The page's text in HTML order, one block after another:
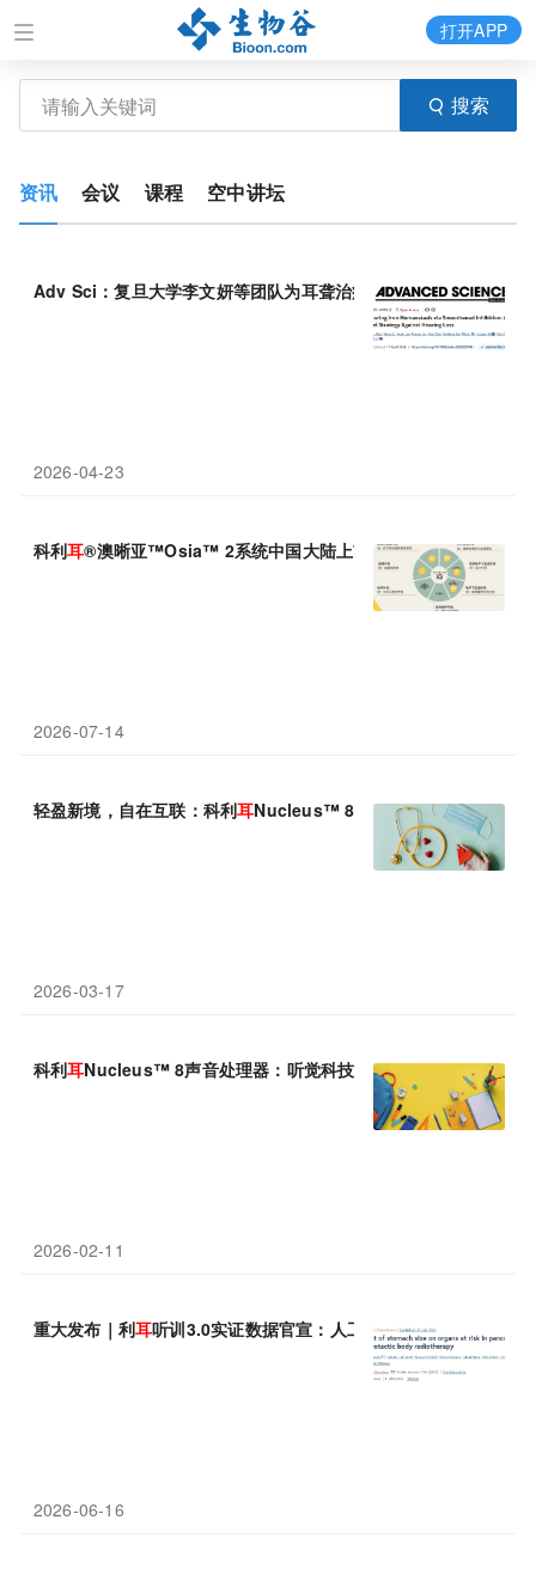
搜索
打开APP
资讯 会议 课程 空中讲坛
Adv Sci：复旦大学李文妍等团队为耳聋治疗提供新方案，研究证
2026-04-23
科利耳®澳晰亚™Osia™ 2系统中国大陆上市
2026-07-14
轻盈新境，自在互联：科利耳Nucleus™ 8让佩戴从容无忧，互联
2026-03-17
科利耳Nucleus™ 8声音处理器：听觉科技成就自信少年
2026-02-11
重大发布｜利耳听训3.0实证数据官宣：人工耳蜗术后听觉康复训
2026-06-16